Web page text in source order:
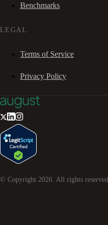
Benchmarks
LEGAL
Terms of Service
Privacy Policy
© Copyright 2026 . All rights reserved.